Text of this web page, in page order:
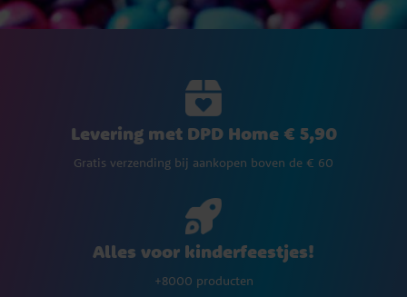
Levering met DPD Home € 5,90
Gratis verzending bij aankopen boven de € 60
Alles voor kinderfeestjes!
+8000 producten